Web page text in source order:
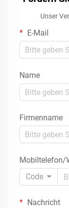
Unser
E-Mail
Name
Firmenname
Mobiltelefon/
Code
Nachricht